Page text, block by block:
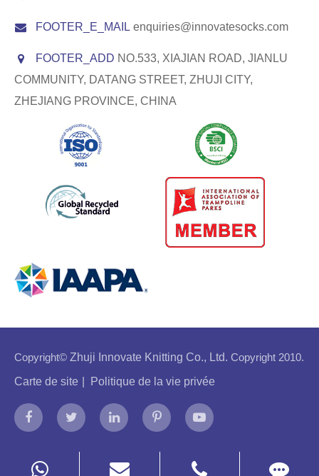
FOOTER_E_MAIL enquiries@innovatesocks.com
FOOTER_ADD NO.533, XIAJIAN ROAD, JIANLU
COMMUNITY, DATANG STREET, ZHUJI CITY,
ZHEJIANG PROVINCE, CHINA
Copyright© Zhuji Innovate Knitting Co., Ltd. Copyright 2010.
Carte de site
Politique de la vie privée